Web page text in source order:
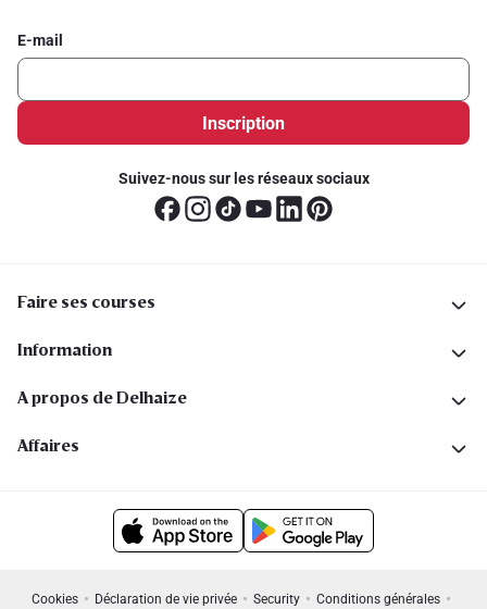
E-mail
Inscription
Suivez-nous sur les réseaux sociaux
Faire ses courses
Information
A propos de Delhaize
Affaires
Cookies Déclaration de vie privée Security
Conditions générales